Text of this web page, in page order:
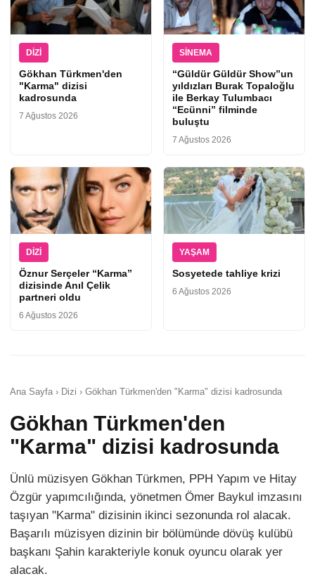
DIZI
Gökhan Türkmen'den
"Karma" dizisi
kadrosunda
7 Ağustos 2026
SINEMA
“Güldür Güldür Show”un
yıldızları Burak Topaloğlu
ile Berkay Tulumbacı
“Ecünni” filminde
buluştu
7 Ağustos 2026
DIZI
Öznur Serçeler “Karma”
dizisinde Anıl Çelik
partneri oldu
6 Ağustos 2026
YAŞAM
Sosyetede tahliye krizi
6 Ağustos 2026
Ana Sayfa › Dizi › Gökhan Türkmen'den "Karma" dizisi kadrosunda
Gökhan Türkmen'den
"Karma" dizisi kadrosunda
Ünlü müzisyen Gökhan Türkmen, PPH Yapım ve Hitay
Özgür yapımcılığında, yönetmen Ömer Baykul imzasını
taşıyan "Karma" dizisinin ikinci sezonunda rol alacak.
Başarılı müzisyen dizinin bir bölümünde dövüş kulübü
başkanı Şahin karakteriyle konuk oyuncu olarak yer
alacak.